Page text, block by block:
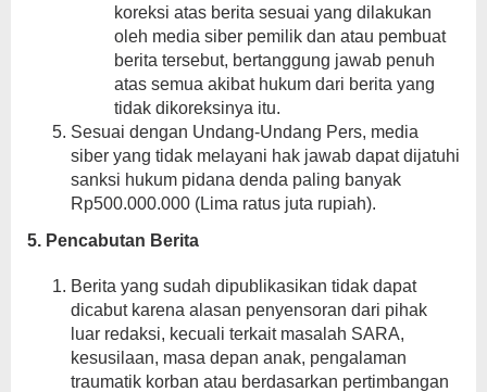
koreksi atas berita sesuai yang dilakukan
oleh media siber pemilik dan atau pembuat
berita tersebut, bertanggung jawab penuh
atas semua akibat hukum dari berita yang
tidak dikoreksinya itu.
Sesuai dengan Undang-Undang Pers, media
siber yang tidak melayani hak jawab dapat dijatuhi
sanksi hukum pidana denda paling banyak
Rp500.000.000 (Lima ratus juta rupiah).
5. Pencabutan Berita
Berita yang sudah dipublikasikan tidak dapat
dicabut karena alasan penyensoran dari pihak
luar redaksi, kecuali terkait masalah SARA,
kesusilaan, masa depan anak, pengalaman
traumatik korban atau berdasarkan pertimbangan